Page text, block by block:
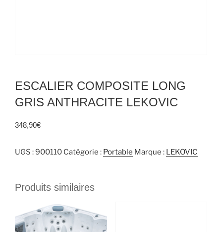
ESCALIER COMPOSITE LONG
GRIS ANTHRACITE LEKOVIC
348,90€
UGS :900110 Catégorie : Portable Marque : LEKOVIC
Produits similaires